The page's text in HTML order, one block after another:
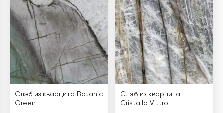
Слэб из кварцита Botanic
Green
Слэб из кварцита
Cristallo Vittro